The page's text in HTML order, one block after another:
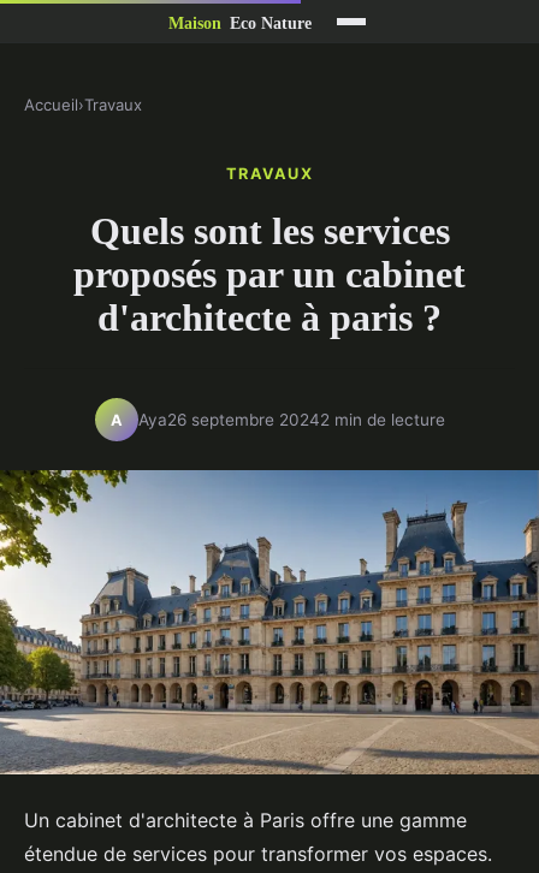
Accueil›Travaux
TRAVAUX
Quels sont les services
proposés par un cabinet
d'architecte à paris ?
A Aya26 septembre 20242 min de lecture
Un cabinet d'architecte à Paris offre une gamme
étendue de services pour transformer vos espaces.